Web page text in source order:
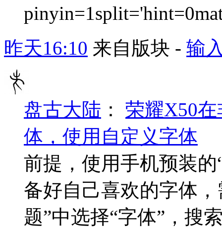
昨天16:10 来自版块 - 输
盘古大陆 ： 荣耀X50
体，使用自定义字体
前提，使用手机预装
备好自己喜欢的字体
题”中选择“字体”，搜